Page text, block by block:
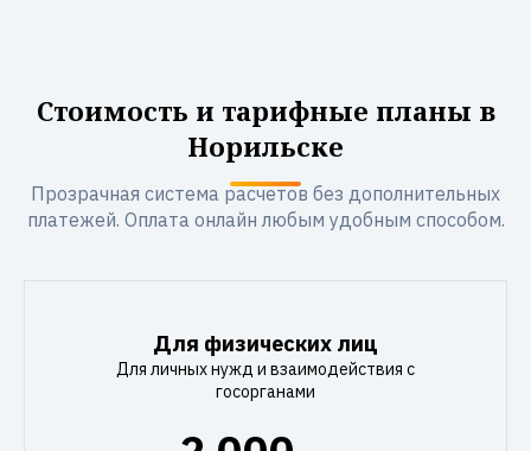
Стоимость и тарифные планы в
Норильске
Прозрачная система расчетов без дополнительных
платежей. Оплата онлайн любым удобным способом.
Для физических лиц
Для личных нужд и взаимодействия с
госорганами